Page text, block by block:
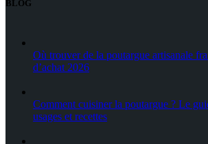
BLOG
Où trouver de la poutargue artisanale
d’achat 2026
Comment cuisiner la poutargue ? Le
usages et recettes